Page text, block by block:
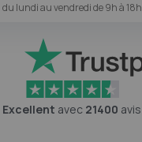
du lundi au vendredi de 9h à 18h
Excellent avec 21400 avis